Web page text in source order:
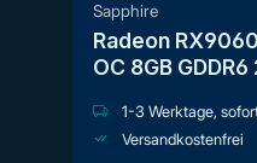
Sapphire
Radeon
OC 8GB
1-3 Werktage,
Versandkostenfrei